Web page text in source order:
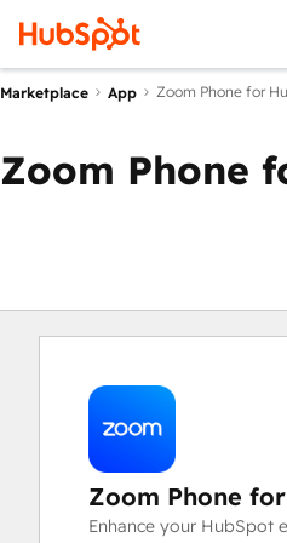
Marketplace App Zoom Phone for
Zoom Phone
Zoom Phone
Enhance your HubSpot